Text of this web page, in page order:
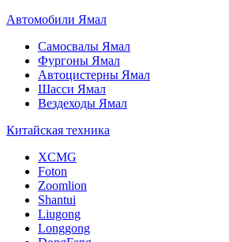
Автомобили Ямал
Самосвалы Ямал
Фургоны Ямал
Автоцистерны Ямал
Шасси Ямал
Вездеходы Ямал
Китайская техника
XCMG
Foton
Zoomlion
Shantui
Liugong
Longgong